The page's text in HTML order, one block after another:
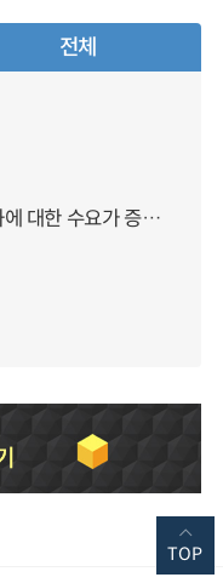
전체
엔캐리트레이드가 이루어지면 엔화에 대한 수요가 증가하지 않나요?
TOP